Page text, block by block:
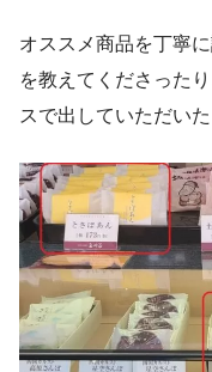
オススメ商品を丁寧
を教えてくださった
スで出していただい